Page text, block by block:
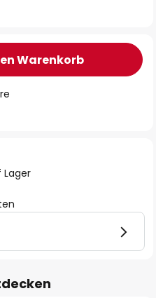
Warenkorb
Lager